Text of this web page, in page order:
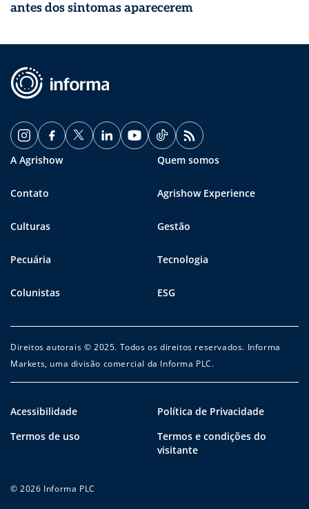
antes dos sintomas aparecerem
A Agrishow Quem somos
Contato Agrishow Experience
Culturas Gestão
Pecuária Tecnologia
Colunistas ESG
Direitos autorais © 2025. Todos os direitos reservados. Informa
Markets, uma divisão comercial da Informa PLC.
Acessibilidade
Política de Privacidade
Termos de uso
Termos e condições do
visitante
© 2026 Informa PLC